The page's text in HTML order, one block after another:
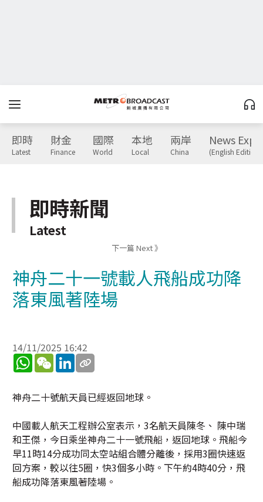
即時
Latest
財金
Finance
國際
World
本地
Local
兩岸
China
News
(English Edition)
即時新聞
Latest
下一篇 Next 》
神舟二十一號載人飛船成功降
落東風著陸場
14/11/2025 16:42
WhatsApp
WeChatLinkedIn
神舟二十號航天員已經返回地球。
中國載人航天工程辦公室表示，3名航天員陳冬、 陳中瑞
和王傑，今日乘坐神舟二十一號飛船，返回地球。飛船今
早11時14分成功同太空站組合體分離後，採用3圈快速返
回方案，較以往5圈，快3個多小時。下午約4時40分，飛
船成功降落東風著陸場。